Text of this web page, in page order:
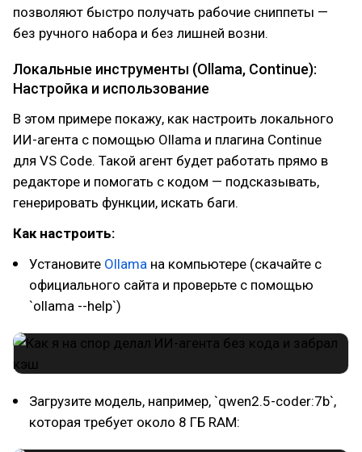
позволяют быстро получать рабочие сниппеты —
без ручного набора и без лишней возни.
Локальные инструменты (Ollama, Continue):
Настройка и использование
В этом примере покажу, как настроить локального
ИИ-агента с помощью Ollama и плагина Continue
для VS Code. Такой агент будет работать прямо в
редакторе и помогать с кодом — подсказывать,
генерировать функции, искать баги.
Как настроить:
Установите Ollama на компьютере (скачайте с
официального сайта и проверьте с помощью
`ollama --help`)
Загрузите модель, например, `qwen2.5-coder:7b`,
которая требует около 8 ГБ RAM: